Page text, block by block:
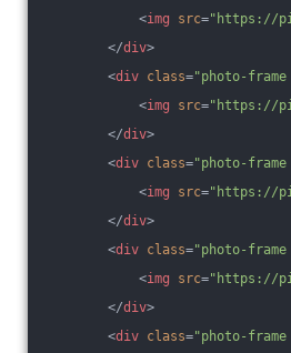
<img src="https://
</div>
<div class="photo-frame
<img src="https://
</div>
<div class="photo-
<img src="https://
</div>
<div class="photo-
<img src="https://
</div>
<div class="photo-frame